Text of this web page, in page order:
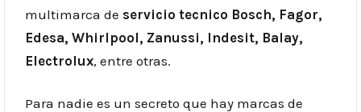
multimarca de servicio tecnico Bosch, Fagor,
Edesa, Whirlpool, Zanussi, Indesit, Balay,
Electrolux, entre otras.
Para nadie es un secreto que hay marcas de